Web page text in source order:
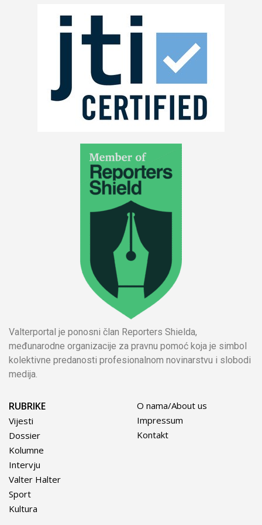
Valterportal je ponosni član Reporters Shielda,
međunarodne organizacije za pravnu pomoć koja je simbol
kolektivne predanosti profesionalnom novinarstvu i slobodi
medija.
RUBRIKE
Vijesti
Dossier
Kolumne
Intervju
Valter Halter
Sport
Kultura
O nama/About us
Impressum
Kontakt